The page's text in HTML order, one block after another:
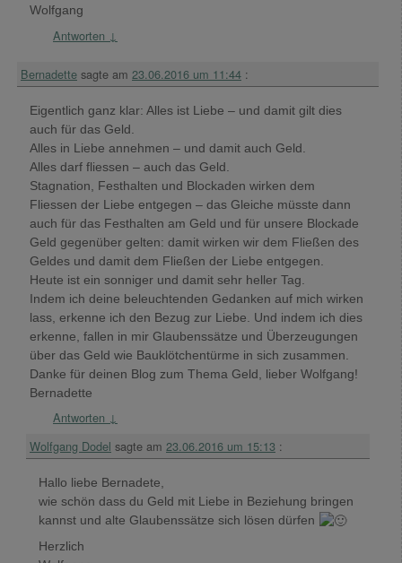
Wolfgang
Antworten ↓
Bernadette sagte am 23.06.2016 um 11:44 :
Eigentlich ganz klar: Alles ist Liebe – und damit gilt dies
auch für das Geld.
Alles in Liebe annehmen – und damit auch Geld.
Alles darf fliessen – auch das Geld.
Stagnation, Festhalten und Blockaden wirken dem
Fliessen der Liebe entgegen – das Gleiche müsste dann
auch für das Festhalten am Geld und für unsere Blockade
Geld gegenüber gelten: damit wirken wir dem Fließen des
Geldes und damit dem Fließen der Liebe entgegen.
Heute ist ein sonniger und damit sehr heller Tag.
Indem ich deine beleuchtenden Gedanken auf mich wirken
lass, erkenne ich den Bezug zur Liebe. Und indem ich dies
erkenne, fallen in mir Glaubenssätze und Überzeugungen
über das Geld wie Bauklötchentürme in sich zusammen.
Danke für deinen Blog zum Thema Geld, lieber Wolfgang!
Bernadette
Antworten ↓
Wolfgang Dodel sagte am 23.06.2016 um 15:13 :
Hallo liebe Bernadete,
wie schön dass du Geld mit Liebe in Beziehung bringen
kannst und alte Glaubenssätze sich lösen dürfen
Herzlich